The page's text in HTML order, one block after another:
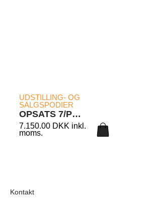
LÆS MERE
UDSTILLING- OG
SALGSPODIER
OPSATS 7/PLA
7.150.00 DKK inkl.
moms.
Kontakt